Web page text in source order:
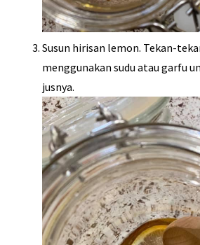
Susun hirisan lemon. Tekan-
menggunakan sudu atau garfu
jusnya.